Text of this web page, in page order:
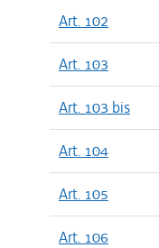
Art. 102
Art. 103
Art. 103 bis
Art. 104
Art. 105
Art. 106